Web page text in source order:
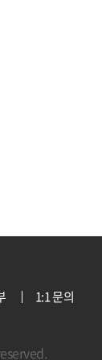
1:1 문의